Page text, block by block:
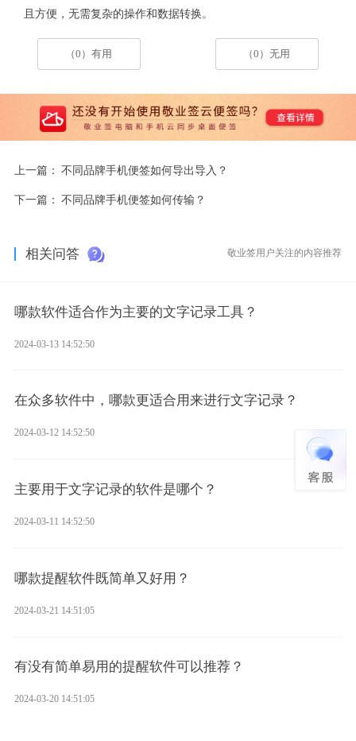
且方便，无需复杂的操作和数据转换。
（0）有用 （0）无用
上一篇： 不同品牌手机便签如何导出导入？
下一篇： 不同品牌手机便签如何传输？
相关问答 敬业签用户关注的内容推荐
哪款软件适合作为主要的文字记录工具？
2024-03-13 14:52:50
在众多软件中，哪款更适合用来进行文字记录？
2024-03-12 14:52:50
主要用于文字记录的软件是哪个？
2024-03-11 14:52:50
哪款提醒软件既简单又好用？
2024-03-21 14:51:05
有没有简单易用的提醒软件可以推荐？
2024-03-20 14:51:05